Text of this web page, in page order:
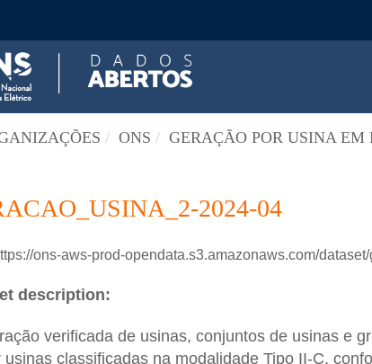
ONS GERAÇÃO POR USINA
2024-04
ons-aws-prod-opendata.s3.amazonaws.com/
description:
verificada de usinas, conjuntos de usinas e
usinas classificadas na modalidade Tipo II-C,